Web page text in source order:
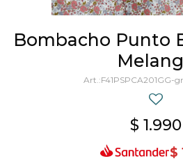
Bombacho Punto
F41PSPCA201GG-
$ 1.990
$